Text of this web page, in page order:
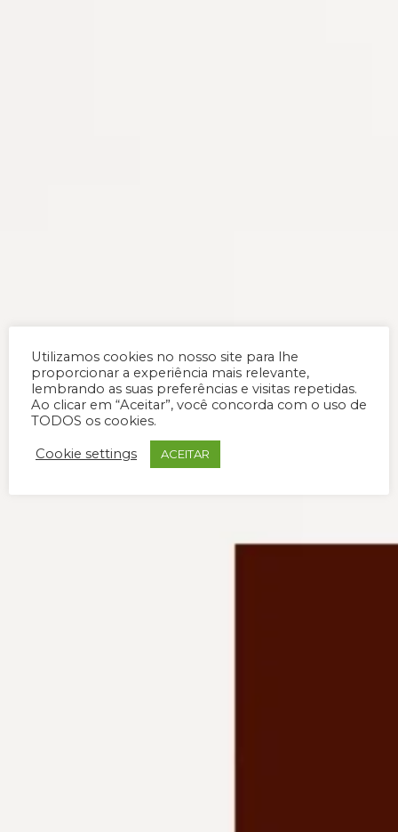
Utilizamos cookies no nosso site para lhe
proporcionar a experiência mais relevante,
lembrando as suas preferências e visitas repetidas.
Ao clicar em “Aceitar”, você concorda com o uso de
TODOS os cookies.
Cookie settings ACEITAR